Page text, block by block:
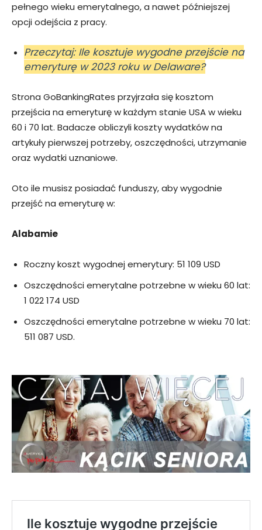
pełnego wieku emerytalnego, a nawet późniejszej
opcji odejścia z pracy.
Przeczytaj: Ile kosztuje wygodne przejście na
emeryturę w 2023 roku w Delaware?
Strona GoBankingRates przyjrzała się kosztom
przejścia na emeryturę w każdym stanie USA w wieku
60 i 70 lat. Badacze obliczyli koszty wydatków na
artykuły pierwszej potrzeby, oszczędności, utrzymanie
oraz wydatki uznaniowe.
Oto ile musisz posiadać funduszy, aby wygodnie
przejść na emeryturę w:
Alabamie
Roczny koszt wygodnej emerytury: 51 109 USD
Oszczędności emerytalne potrzebne w wieku 60 lat:
1 022 174 USD
Oszczędności emerytalne potrzebne w wieku 70 lat:
511 087 USD.